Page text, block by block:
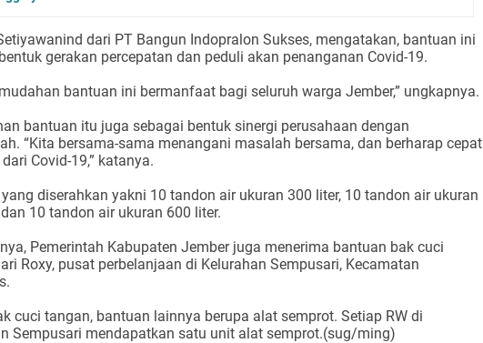
dari PT Bangun Indopralon Sukses, mengatakan, bantuan ini
gerakan percepatan dan peduli akan penanganan Covid-19.
bantuan ini bermanfaat bagi seluruh warga Jember,” ungkapnya.
bantuan itu juga sebagai bentuk sinergi perusahaan dengan
“Kita bersama-sama menangani masalah bersama, dan berharap cepat
Covid-19,” katanya.
diserahkan yakni 10 tandon air ukuran 300 liter, 10 tandon air ukuran
10 tandon air ukuran 600 liter.
Pemerintah Kabupaten Jember juga menerima bantuan bak cuci
Roxy, pusat perbelanjaan di Kelurahan Sempusari, Kecamatan
cuci tangan, bantuan lainnya berupa alat semprot. Setiap RW di
Sempusari mendapatkan satu unit alat semprot.(sug/ming)